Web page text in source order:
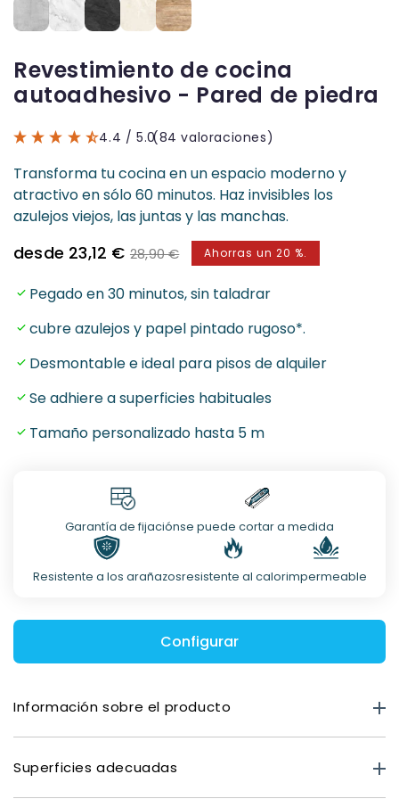
Revestimiento de cocina
autoadhesivo - Pared de piedra
4.4 / 5.0(84 valoraciones)
Transforma tu cocina en un espacio moderno y
atractivo en sólo 60 minutos. Haz invisibles los
azulejos viejos, las juntas y las manchas.
Precio
venta
desde 23,12 € Precio
28,90 € Ahorras un 20 %.
Pegado en 30 minutos, sin taladrar
cubre azulejos y papel pintado rugoso*.
Desmontable e ideal para pisos de alquiler
Se adhiere a superficies habituales
Tamaño personalizado hasta 5 m
Garantía de fijaciónse puede cortar a medida
Resistente a los arañazosresistente al calorimpermeable
Configurar
Información sobre el producto
Mate premium: 0,40 mm
Óptica de vidrio: 0,80 mm
Superficies adecuadas